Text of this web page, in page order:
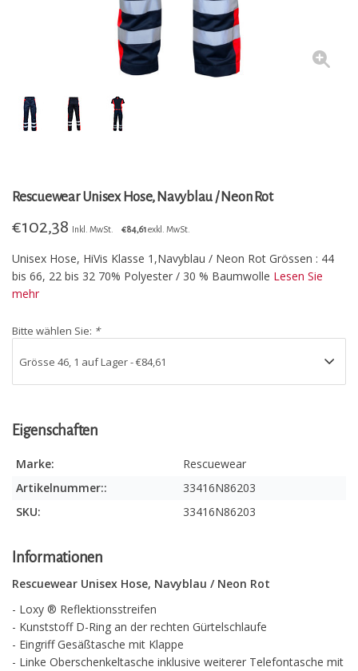
Rescuewear Unisex Hose, Navyblau / Neon Rot
€102,38 Inkl. MwSt. €84,61exkl. MwSt.
Unisex Hose, HiVis Klasse 1,Navyblau / Neon Rot Grössen : 44
bis 66, 22 bis 32 70% Polyester / 30 % Baumwolle Lesen Sie
mehr
Bitte wählen Sie: *
Eigenschaften
Marke:
Rescuewear
Artikelnummer::
33416N86203
SKU:
33416N86203
Informationen
Rescuewear Unisex Hose, Navyblau / Neon Rot
- Loxy ® Reflektionsstreifen
- Kunststoff D-Ring an der rechten Gürtelschlaufe
- Eingriff Gesäßtasche mit Klappe
- Linke Oberschenkeltasche inklusive weiterer Telefontasche mit